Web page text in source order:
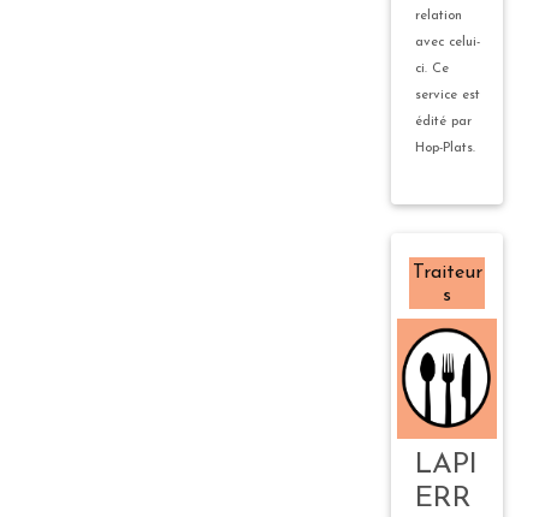
relation
avec celui-
ci. Ce
service est
édité par
Hop-Plats.
Traiteur
s
LAPI
ERR